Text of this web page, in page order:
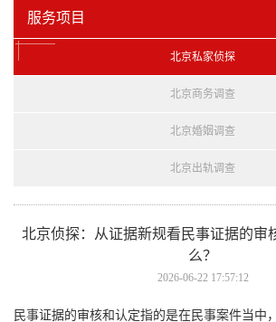
服务项目
北京私家侦探
北京商务调查
北京婚姻调查
北京出轨调查
北京侦探： 从证据新规看民事证据的审
么？
2026-06-22 17:57:12
民事证据的审核和认定指的是在民事案件当中